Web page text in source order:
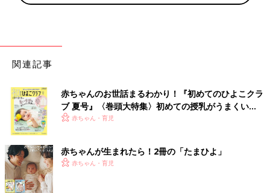
関連記事
赤ちゃんのお世話まるわかり！『初めてのひよこクラ
ブ 夏号』〈巻頭大特集〉初めての授乳がうまくい
く！ おっぱい・ミルクの基本と夏のトラブル 解決テ
赤ちゃん・育児
赤ちゃんが生まれたら！2冊の「たまひよ」
赤ちゃん・育児